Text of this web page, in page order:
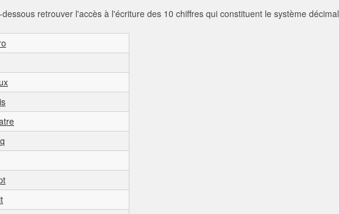
retrouver l'accès à l'écriture des 10 chiffres qui constituent le système décimal